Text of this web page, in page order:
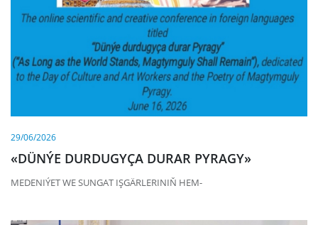
29/06/2026
«DÜNÝE DURDUGYÇA DURAR PYRAGY»
MEDENIÝET WE SUNGAT IŞGÄRLERINIŇ HEM-